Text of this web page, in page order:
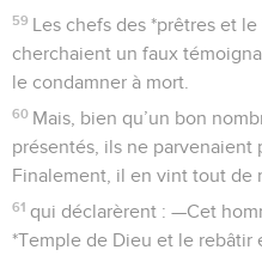
59 Les chefs des *prêtres et
cherchaient un faux
le condamner à mort.
60 Mais, bien qu’un bon
présentés, ils ne parvenaient
Finalement, il en vint tout de
61 qui déclarèrent : —Cet
*Temple de Dieu et le rebâtir